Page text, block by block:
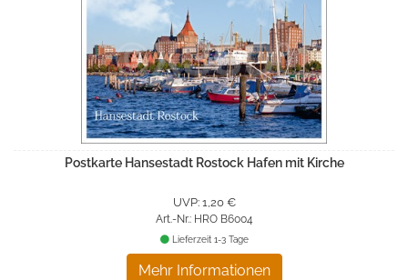
Postkarte Hansestadt Rostock Hafen mit Kirche
UVP: 1,20 €
Art.-Nr.: HRO B6004
Mehr Informationen
Lieferzeit 1-3 Tage